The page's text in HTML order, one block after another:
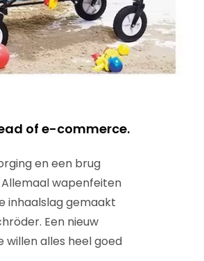
of e-commerce.
en een brug
wapenfeiten
inhaalslag gemaakt
Een nieuw
alles heel goed